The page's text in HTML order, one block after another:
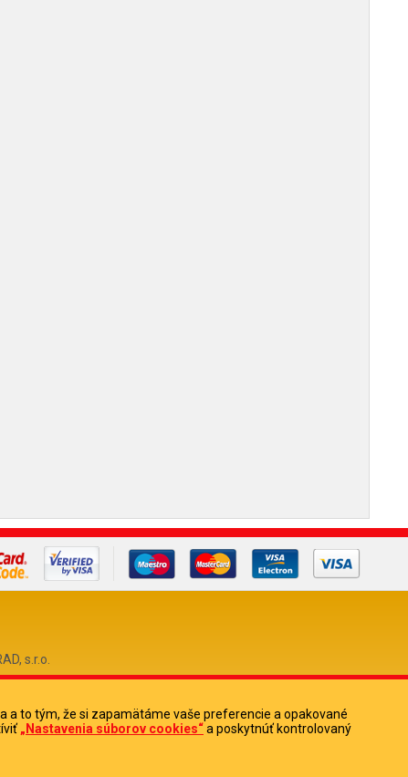
s.r.o.
a to tým, že si zapamätáme vaše preferencie a opakované
„Nastavenia súborov cookies“a poskytnúť kontrolovaný